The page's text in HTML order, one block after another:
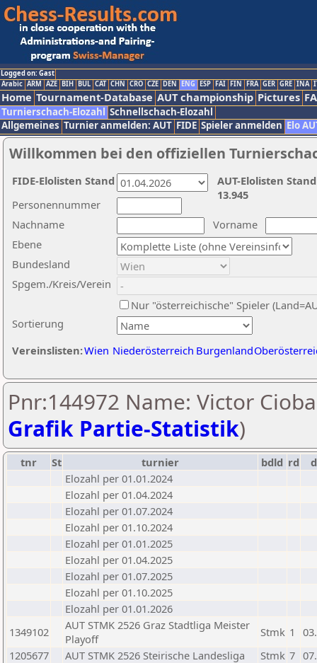
Logged on: Gast
Arabic ARM AZE BIH BUL CAT CHN CRO CZE DEN ENG ESP FAI FIN FRA GER GRE INA
Home Tournament-Database AUT championship Pictures
Turnierschach-Elozahl Schnellschach-Elozahl
Allgemeines Turnier anmelden: AUT FIDE Spieler anmelden Elo
Willkommen bei den offiziellen
Nachname
Vorname
Ebene
Sortierung
Personennummer
Bundesland
Spgem./Kreis/Verein
Nur "österreichische" Spieler
Vereinslisten:Wien Niederösterreich Burgenland
AUT-Elolisten
13.945
FIDE-Elolisten Stand
Pnr:144972 Name: Victor
Grafik Partie-Statistik)
tnr St turnier bdld rd
Elozahl per 01.01.2024
Elozahl per 01.04.2024
Elozahl per 01.07.2024
Elozahl per 01.10.2024
Elozahl per 01.01.2025
Elozahl per 01.04.2025
Elozahl per 01.07.2025
Elozahl per 01.10.2025
Elozahl per 01.01.2026
1349102
AUT STMK 2526 Graz Stadtliga Meister
Playoff
Stmk 1
1205677
AUT STMK 2526 Steirische Landesliga Stmk 7